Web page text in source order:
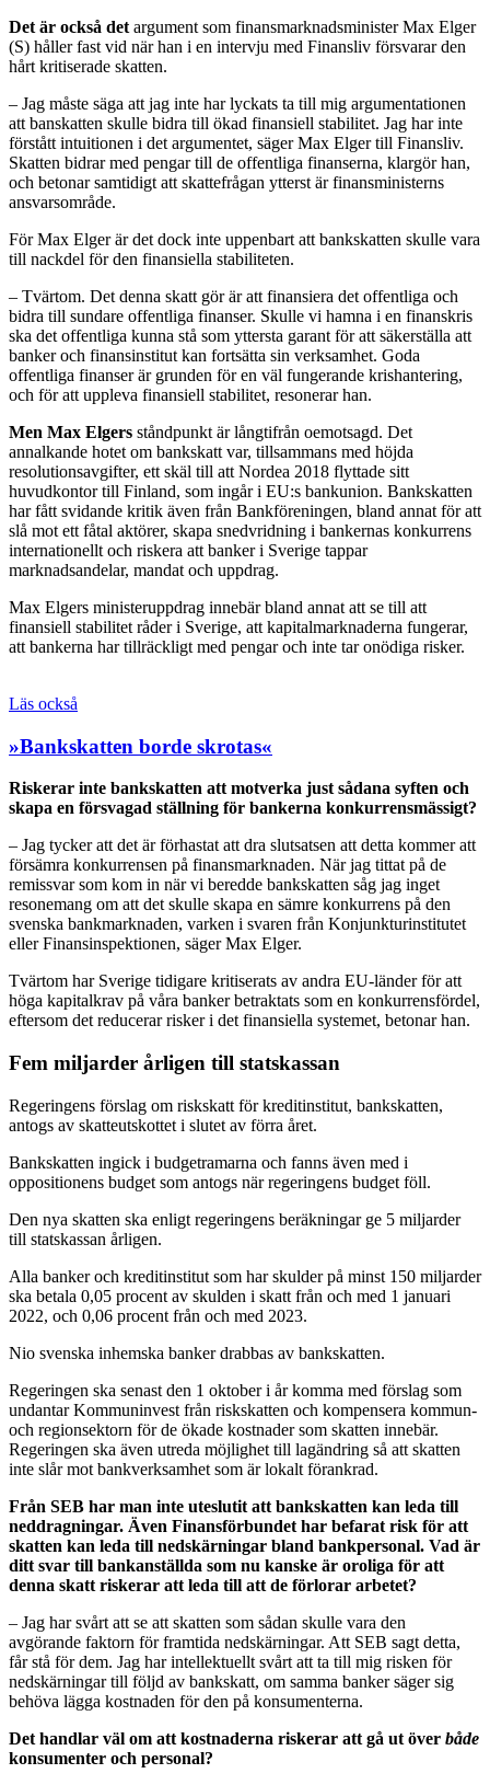
Det är också det argument som finansmarknadsminister Max Elger
(S) håller fast vid när han i en intervju med Finansliv försvarar den
hårt kritiserade skatten.
– Jag måste säga att jag inte har lyckats ta till mig argumentationen
att banskatten skulle bidra till ökad finansiell stabilitet. Jag har inte
förstått intuitionen i det argumentet, säger Max Elger till Finansliv.
Skatten bidrar med pengar till de offentliga finanserna, klargör han,
och betonar samtidigt att skattefrågan ytterst är finansministerns
ansvarsområde.
För Max Elger är det dock inte uppenbart att bankskatten skulle vara
till nackdel för den finansiella stabiliteten.
– Tvärtom. Det denna skatt gör är att finansiera det offentliga och
bidra till sundare offentliga finanser. Skulle vi hamna i en finanskris
ska det offentliga kunna stå som yttersta garant för att säkerställa att
banker och finansinstitut kan fortsätta sin verksamhet. Goda
offentliga finanser är grunden för en väl fungerande krishantering,
och för att uppleva finansiell stabilitet, resonerar han.
Men Max Elgers ståndpunkt är långtifrån oemotsagd. Det
annalkande hotet om bankskatt var, tillsammans med höjda
resolutionsavgifter, ett skäl till att Nordea 2018 flyttade sitt
huvudkontor till Finland, som ingår i EU:s bankunion. Bankskatten
har fått svidande kritik även från Bankföreningen, bland annat för att
slå mot ett fåtal aktörer, skapa snedvridning i bankernas konkurrens
internationellt och riskera att banker i Sverige tappar
marknadsandelar, mandat och uppdrag.
Max Elgers ministeruppdrag innebär bland annat att se till att
finansiell stabilitet råder i Sverige, att kapitalmarknaderna fungerar,
att bankerna har tillräckligt med pengar och inte tar onödiga risker.
Läs också
»Bankskatten borde skrotas«
Riskerar inte bankskatten att motverka just sådana syften och
skapa en försvagad ställning för bankerna konkurrensmässigt?
– Jag tycker att det är förhastat att dra slutsatsen att detta kommer att
försämra konkurrensen på finansmarknaden. När jag tittat på de
remissvar som kom in när vi beredde bankskatten såg jag inget
resonemang om att det skulle skapa en sämre konkurrens på den
svenska bankmarknaden, varken i svaren från Konjunkturinstitutet
eller Finansinspektionen, säger Max Elger.
Tvärtom har Sverige tidigare kritiserats av andra EU-länder för att
höga kapitalkrav på våra banker betraktats som en konkurrensfördel,
eftersom det reducerar risker i det finansiella systemet, betonar han.
Fem miljarder årligen till statskassan
Regeringens förslag om riskskatt för kreditinstitut, bankskatten,
antogs av skatteutskottet i slutet av förra året.
Bankskatten ingick i budgetramarna och fanns även med i
oppositionens budget som antogs när regeringens budget föll.
Den nya skatten ska enligt regeringens beräkningar ge 5 miljarder
till statskassan årligen.
Alla banker och kreditinstitut som har skulder på minst 150 miljarder
ska betala 0,05 procent av skulden i skatt från och med 1 januari
2022, och 0,06 procent från och med 2023.
Nio svenska inhemska banker drabbas av bankskatten.
Regeringen ska senast den 1 oktober i år komma med förslag som
undantar Kommuninvest från riskskatten och kompensera kommun-
och regionsektorn för de ökade kostnader som skatten innebär.
Regeringen ska även utreda möjlighet till lagändring så att skatten
inte slår mot bankverksamhet som är lokalt förankrad.
Från SEB har man inte uteslutit att bankskatten kan leda till
neddragningar. Även Finansförbundet har befarat risk för att
skatten kan leda till nedskärningar bland bankpersonal. Vad är
ditt svar till bankanställda som nu kanske är oroliga för att
denna skatt riskerar att leda till att de förlorar arbetet?
– Jag har svårt att se att skatten som sådan skulle vara den
avgörande faktorn för framtida nedskärningar. Att SEB sagt detta,
får stå för dem. Jag har intellektuellt svårt att ta till mig risken för
nedskärningar till följd av bankskatt, om samma banker säger sig
behöva lägga kostnaden för den på konsumenterna.
Det handlar väl om att kostnaderna riskerar att gå ut över både
konsumenter och personal?